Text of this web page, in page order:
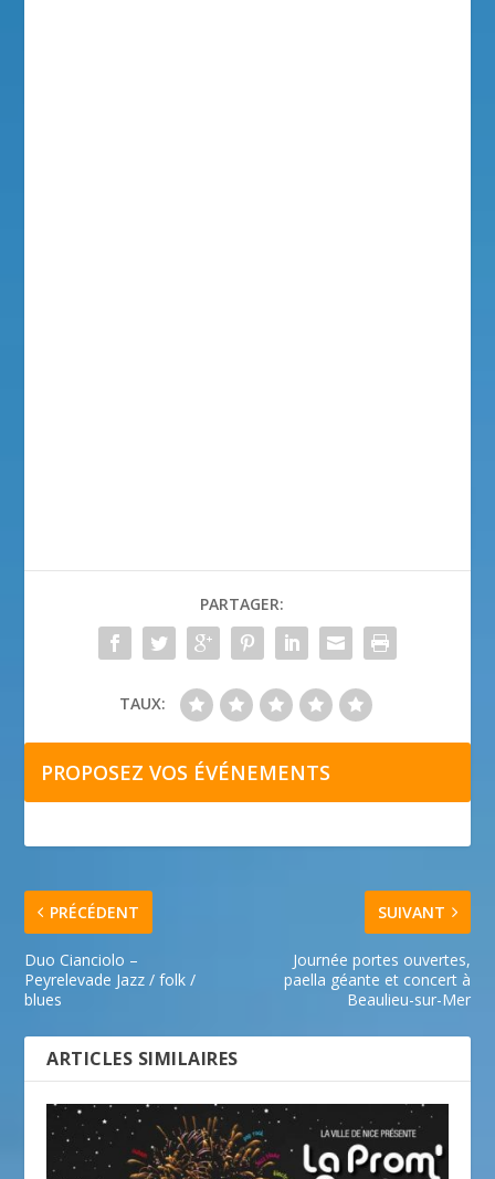
PARTAGER:
TAUX:
PROPOSEZ VOS ÉVÉNEMENTS
PRÉCÉDENT
Duo Cianciolo –
Peyrelevade Jazz / folk /
blues
SUIVANT
Journée portes ouvertes,
paella géante et concert à
Beaulieu-sur-Mer
ARTICLES SIMILAIRES